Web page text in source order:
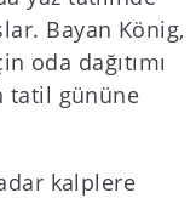
Bayan König,
oda dağıtımı
tatil gününe
kalplere